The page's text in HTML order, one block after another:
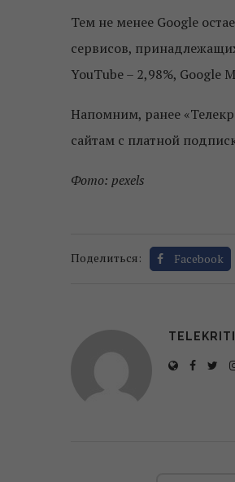
Тем не менее Google
сервисов,
YouTube – 2,98%, Google
Напомним, ранее «
сайтам с платной
Фото: pexels
Поделиться: Facebook